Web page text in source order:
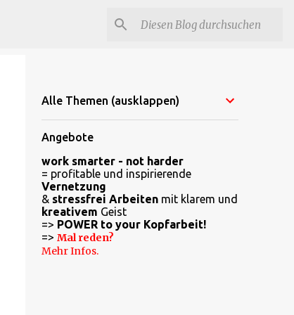
Alle Themen (ausklappen)
Angebote
work smarter - not harder
= profitable und inspirierende
Vernetzung
& stressfrei Arbeitenmit klarem und
kreativem Geist
=> POWER to your Kopfarbeit!
=> Mal reden?
Mehr Infos.